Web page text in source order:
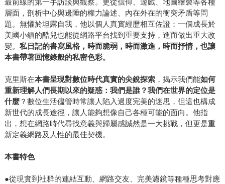
最前線的第一手訪談與觀察。更從信仰、遊戲、地圖繪製等各種
層面，剖析中心與邊陲的權力論述、內在外在的衝突矛盾等問
題。無懼於坦露自我，他以個人真實經歷相互佐證：一個成長於
美國小鎮的酷兒也能從網路平台找到重要支持，進而做出重大改
變。 私日記的書寫風格， 時而脆弱， 時而激進 ， 時而抒情， 也讓
本書帶著回憶錄般的私密色彩。
克里斯在本書呈現對數位時代真實的尖銳探索，揭示我們能如何
重新理解人們長期以來的疑惑：我們是誰？我們在世界的定位是
什麼？數位生活儘管時常讓人陷入過度完美的迷思，但這也構成
新世代的成長途徑，讓人能夠想像自己各種可能的面向。他指
出，想在網路時代尋找意義與歸屬感誠然是一大挑戰，但更是重
新定義網路及人性的最佳契機。
本書特色
●從現實到社群的連結互動、網路交友、完美濾鏡等種種思考對應